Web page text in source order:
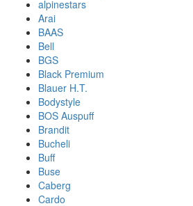
alpinestars
Arai
BAAS
Bell
BGS
Black Premium
Blauer H.T.
Bodystyle
BOS Auspuff
Brandit
Bucheli
Buff
Buse
Caberg
Cardo